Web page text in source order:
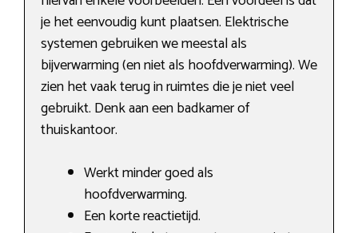
je het eenvoudig kunt plaatsen. Elektrische
systemen gebruiken we meestal als
bijverwarming (en niet als hoofdverwarming). We
zien het vaak terug in ruimtes die je niet veel
gebruikt. Denk aan een badkamer of
thuiskantoor.
Werkt minder goed als
hoofdverwarming.
Een korte reactietijd.